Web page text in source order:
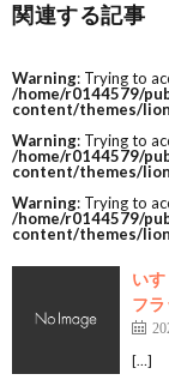
関連する記事
Warning: Trying to
/home/r0144579/
content/themes/
Warning: Trying to
/home/r0144579/
content/themes/
Warning: Trying to
/home/r0144579/
content/themes/
い
フ
[…]